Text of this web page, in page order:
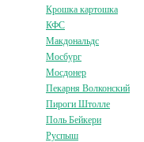
Крошка картошка
КФС
Макдональдс
Мосбург
Мосдонер
Пекарня Волконский
Пироги Штолле
Поль Бейкери
Руспыш